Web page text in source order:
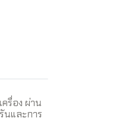
รื่อง ผ่าน
นและการ